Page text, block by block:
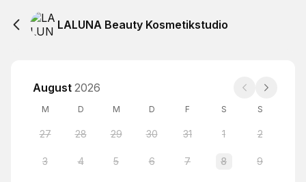
LALUNA Beauty Kosmetikstudio
August 2026
M D M D F S S
27 28 29 30 31 1 2
3 4 5 6 7 8 9